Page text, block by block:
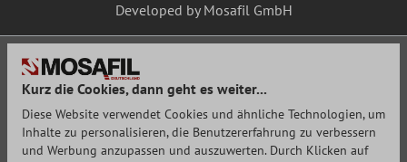
Developed by Mosafil GmbH
Kurz die Cookies, dann geht es weiter...
Diese Website verwendet Cookies und ähnliche Technologien, um
Inhalte zu personalisieren, die Benutzererfahrung zu verbessern
und Werbung anzupassen und auszuwerten. Durch Klicken auf